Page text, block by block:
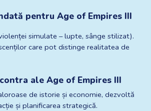
pentru Age of Empires III
simulate – lupte, sânge stilizat).
care pot distinge realitatea de
ale Age of Empires III
de istorie și economie, dezvoltă
și planificarea strategică.